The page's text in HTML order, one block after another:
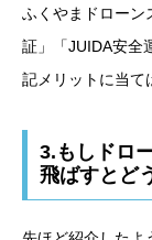
ふくやまドローン
証」「JUIDA安全
記メリットに当て
3.もしドロ
飛ばすとど